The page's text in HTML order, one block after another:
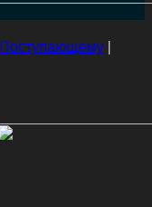
Поступающему|